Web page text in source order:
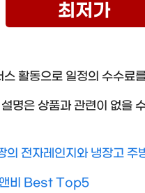
최저가
스 활동으로 일정의 수수료
명은 상품과 관련이 없을
의 전자레인지와 냉장고 주
앤비 Best Top5